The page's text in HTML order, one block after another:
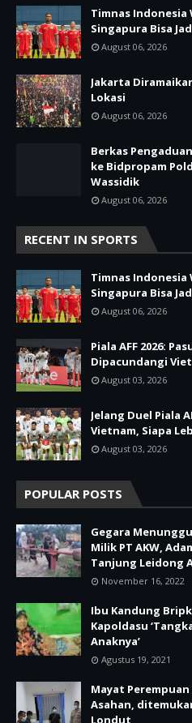
Timnas Indonesia
Singapura Bisa
August 06, 2026
Jakarta
Lokasi
August 06, 2026
Berkas
ke Bidpropam
Wassidik
August 06, 2026
RECENT IN SPORTS
Timnas Indonesia
Singapura Bisa
August 06, 2026
Piala AFF 2026:
Dipacundangi
August 03, 2026
Jelang Duel Piala
Vietnam, Siapa
August 03, 2026
POPULAR POSTS
Gegara
Milik PT AKW,
Tanjung Leidong
November 16, 2022
Ibu Kandung
Kapoldasu
Anaknya’
Agustus 19, 2021
Mayat
Asahan,
Londut